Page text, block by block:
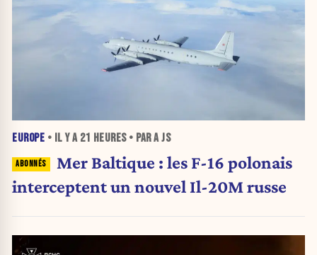
EUROPE • IL Y A 21 HEURES• PAR A JS
Mer Baltique : les F-16 polonais
interceptent un nouvel Il-20M russe